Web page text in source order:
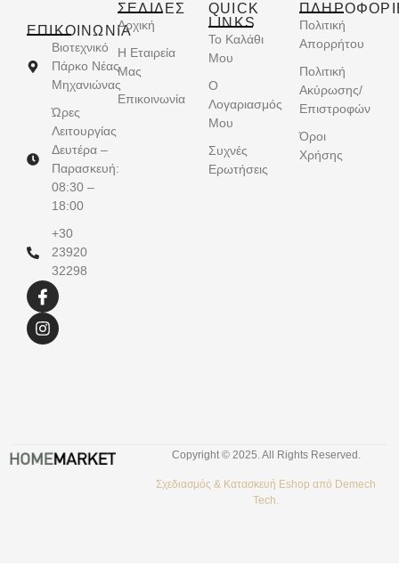
ΕΠΙΚΟΙΝΩΝΊΑ
Βιοτεχνικό
Πάρκο Νέας
Μηχανιώνας
Ώρες
Λειτουργίας
Δευτέρα –
Παρασκευή:
08:30 –
18:00
+30
23920
32298
ΣΕΛΙΔΕΣ
Αρχική
Η Εταιρεία
Μας
Επικοινωνία
QUICK
LINKS
Το Καλάθι
Μου
Ο
Λογαριασμός
Μου
Συχνές
Ερωτήσεις
Πολιτική
Απορρήτου
Πολιτική
Ακύρωσης/
Επιστροφών
Όροι
Χρήσης
Copyright © 2025. All Rights Reserved.
Σχεδιασμός & Κατασκευή Eshop από Demech
Tech.